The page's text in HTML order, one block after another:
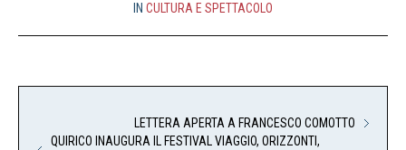
IN CULTURA E SPETTACOLO
LETTERA APERTA A FRANCESCO COMOTTO
QUIRICO INAUGURA IL FESTIVAL VIAGGIO, ORIZZONTI,